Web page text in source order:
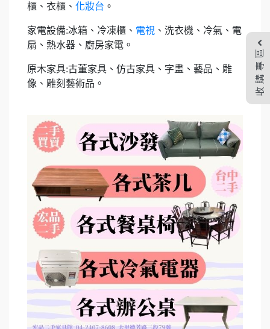
櫃、衣櫃、 化妝台 。
家電設備:冰箱、冷凍櫃、 電視 、洗衣機、冷氣、電
扇、熱水器、廚房家電。
原木家具:古董家具、仿古家具、字畫、藝品、雕
像、雕刻藝術品。
收購專區